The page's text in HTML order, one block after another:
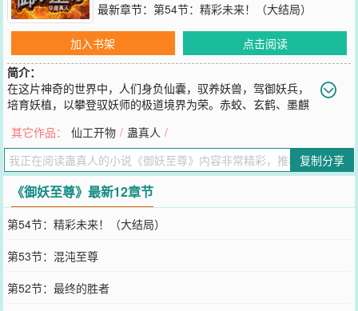
最新章节： 第54节：精彩未来！（大结局）
加入书架
点击阅读
简介：
在这片神奇的世界中，人们身负仙囊，驭养妖兽，驾御妖兵，
培育妖植，以攀登驭妖师的极道境界为荣。赤蛟、玄鹤、墨麒
地下，海底山川，等着你去收服。醉雪刀、葵花针、如意棒……无数
的妖兵，等着你去驾御。迅雷藤、人参果、蟠桃树……无数的妖植，
等着你去培育。寻幽探秘，心怀不甘，遭遇重生。再睁开双眼，楚云
回到了二十年前。一切重新开始，他决意弥补
您要是觉得《御妖至尊》还不错的话请不要忘记向您QQ群和微博微信
里的朋友推荐哦！
其它作品： 仙工开物 / 蛊真人 /
复制分享
《御妖至尊》最新12章节
第54节：精彩未来！（大结局）
第53节：混沌至尊
第52节：最终的胜者